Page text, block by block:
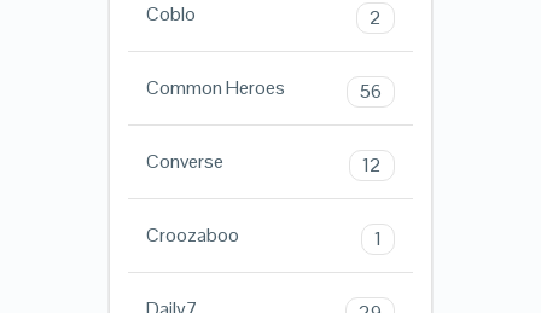
Coblo 2
Common Heroes 56
Converse 12
Croozaboo 1